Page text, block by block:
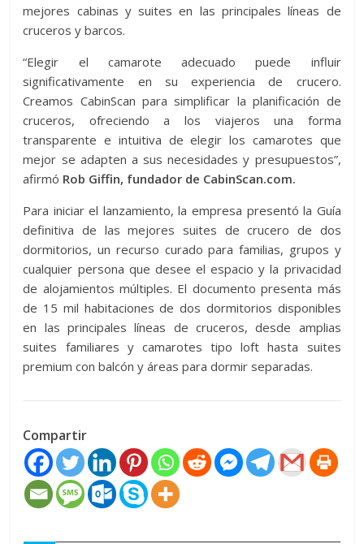
mejores cabinas y suites en las principales líneas de
cruceros y barcos.
“Elegir el camarote adecuado puede influir
significativamente en su experiencia de crucero.
Creamos CabinScan para simplificar la planificación de
cruceros, ofreciendo a los viajeros una forma
transparente e intuitiva de elegir los camarotes que
mejor se adapten a sus necesidades y presupuestos”,
afirmó Rob Giffin, fundador de CabinScan.com.
Para iniciar el lanzamiento, la empresa presentó la Guía
definitiva de las mejores suites de crucero de dos
dormitorios, un recurso curado para familias, grupos y
cualquier persona que desee el espacio y la privacidad
de alojamientos múltiples. El documento presenta más
de 15 mil habitaciones de dos dormitorios disponibles
en las principales líneas de cruceros, desde amplias
suites familiares y camarotes tipo loft hasta suites
premium con balcón y áreas para dormir separadas.
Compartir